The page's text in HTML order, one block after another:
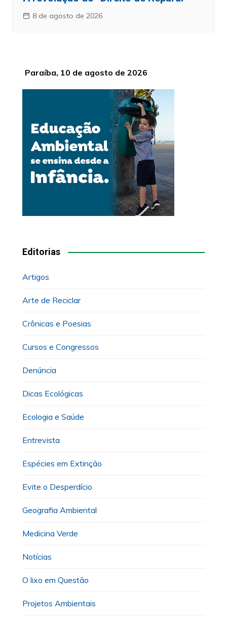
8 de agosto de 2026
Paraíba, 10 de agosto de 2026
Editorias
Artigos
Arte de Reciclar
Crônicas e Poesias
Cursos e Congressos
Denúncia
Dicas Ecológicas
Ecologia e Saúde
Entrevista
Espécies em Extinção
Evite o Desperdício
Geografia Ambiental
Medicina Verde
Notícias
O lixo em Questão
Projetos Ambientais